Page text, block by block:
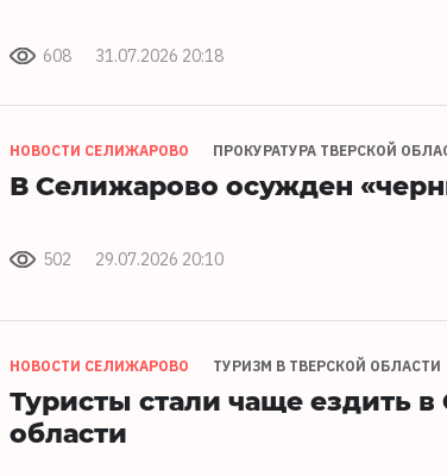
608 31.07.2026 20:18
НОВОСТИ СЕЛИЖАРОВО ПРОКУРАТУРА ТВЕРСКОЙ
В Селижарово осужден
502 29.07.2026 20:10
НОВОСТИ СЕЛИЖАРОВО ТУРИЗМ В ТВЕРСКОЙ ОБЛАСТИ
Туристы стали чаще ездить
области